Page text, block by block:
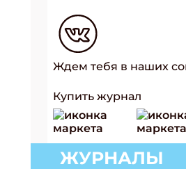
Ждем тебя в наших
Купить журнал
ЖУРНАЛЫ